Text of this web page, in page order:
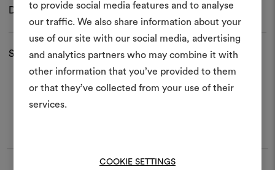
to provide social media features and to analyse
our traffic. We also share information about your
use of our site with our social media, advertising
and analytics partners who may combine it with
other information that you’ve provided to them
or that they’ve collected from your use of their
services.
COOKIE SETTINGS
Download
Spedizioni e resi
Crea
Uno strumento interattivo
e condividere le tue idee,